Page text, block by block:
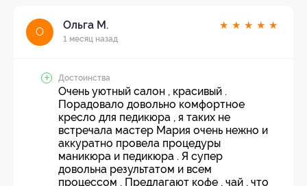
О
Ольга М.
1 месяц назад
★ ★ ★ ★ ★
Достоинства
Очень уютный салон , красивый .
Порадовало довольно комфортное
кресло для педикюра , я таких не
встречала мастер Мария очень нежно и
аккуратно провела процедуры
маникюра и педикюра . Я супер
довольна результатом и всем
процессом . Предлагают кофе , чай , что